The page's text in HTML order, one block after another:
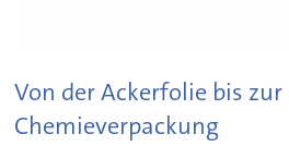
Von der Ackerfolie bis zur
Chemieverpackung